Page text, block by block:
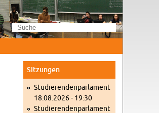
Sit­zun­gen
Stu­die­ren­den­par­la­ment
18.08.2026 - 19:30
Stu­die­ren­den­par­la­ment